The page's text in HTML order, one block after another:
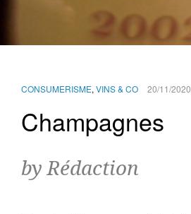
CONSUMERISME, VINS & CO 20/11/2020
Champagnes
by Rédaction